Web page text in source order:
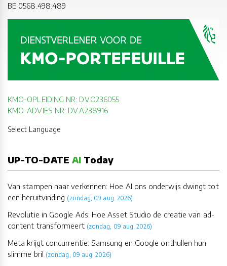
BE 0568.498.489
KMO-OPLEIDING NR: DV.O236055
KMO-ADVIES NR: DV.A238916
Select Language
UP-TO-DATE AI Today
Van stampen naar verkennen: Hoe AI ons onderwijs dwingt tot
een heruitvinding (zondag, 09 aug. 2026)
Revolutie in Google Ads: Hoe Asset Studio de creatie van ad-
content transformeert (zondag, 09 aug. 2026)
Meta krijgt concurrentie: Samsung en Google onthullen hun
slimme bril (zondag, 09 aug. 2026)